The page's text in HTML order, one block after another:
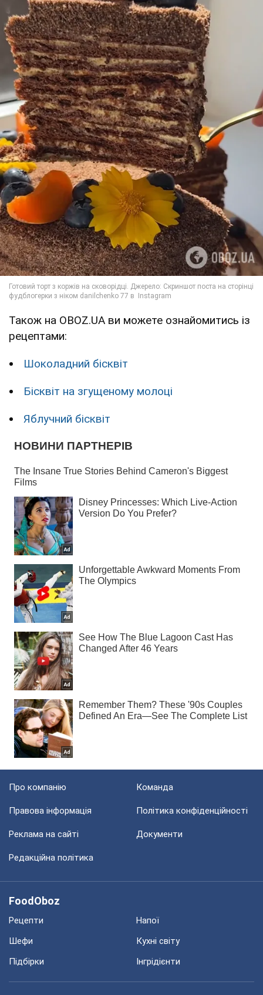
Також на OBOZ.UA ви можете ознайомитись із
рецептами:
Шоколадний бісквіт
Бісквіт на згущеному молоці
Яблучний бісквіт
Про компанію Команда
Правова інформація Політика конфіденційності
Реклама на сайті Документи
Редакційна політика
FoodOboz
Рецепти
Напої
Шефи
Кухні світу
Підбірки
Інгрідієнти